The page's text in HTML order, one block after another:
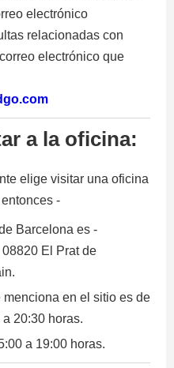
electrónico
relacionadas con
electrónico que
a la oficina:
elige visitar una oficina
-
Barcelona es -
El Prat de
en el sitio es de
20:30 horas.
a 19:00 horas.